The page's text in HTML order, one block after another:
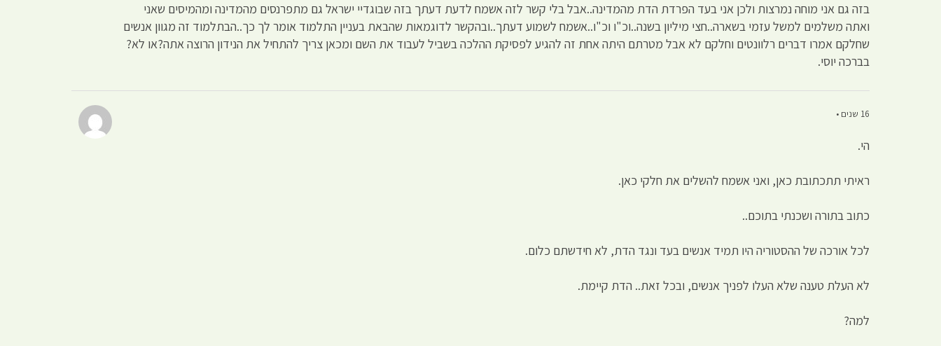
בזה גם אני מוחה נמרצות ולכן אני בעד הפרדת הדת מהמדינה..אבל בלי קשר לזה אשמח לדעת דעתך בזה שבוגדיי ישראל גם מתפרנסים מהמדינה ומהמיסים שאני
ואתה משלמים למשל עזמי בשארה..חצי מיליון בשנה..וכ"ו וכ"ו..אשמח לשמוע דעתך..ובהקשר לדוגמאות שהבאת בעניין התלמוד אומר לך כך..הבתלמוד זה מגוון אנשים
שחלקם אמרו דברים רלוונטים וחלקם לא אבל מטרתם היתה אחת זה להגיע לפסיקת ההלכה בשביל לעבוד את השם ומכאן צריך להתחיל את הנידון הרוצה אתה?או לא?
בברכה יוסי.
16 שנים •
הי.
ראיתי תתכתובת כאן, ואני אשמח להשלים את חלקי כאן.
כתוב בתורה ושכנתי בתוכם..
לכל אורכה של ההסטוריה היו תמיד אנשים בעד ונגד הדת, לא חידשתם כלום.
לא העלת טענה שלא העלו לפניך אנשים, ובכל זאת.. הדת קיימת.
למה?